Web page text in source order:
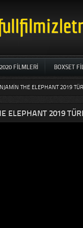
2020 FILMLERI BOXSET
THE ELEPHANT 2019
ELEPHANT 2019